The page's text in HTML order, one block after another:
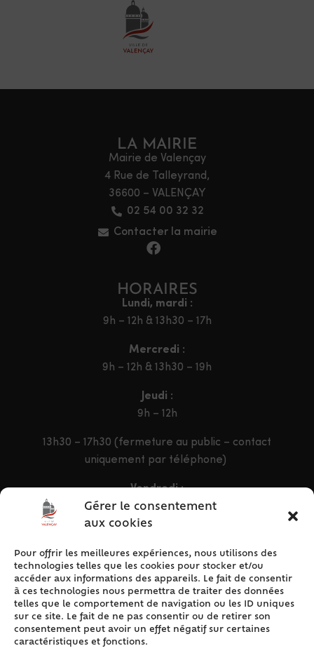
Gérer le consentement
aux cookies
Pour offrir les meilleures expériences, nous utilisons des
technologies telles que les cookies pour stocker et/ou
accéder aux informations des appareils. Le fait de consentir
à ces technologies nous permettra de traiter des données
telles que le comportement de navigation ou les ID uniques
sur ce site. Le fait de ne pas consentir ou de retirer son
consentement peut avoir un effet négatif sur certaines
caractéristiques et fonctions.
LA MAIRIE
Mairie de Valençay
4 Rue de Talleyrand,
36600 – VALENÇAY
02 54 00 32 32
Contacter la mairie
HORAIRES
Lundi, mardi :
9h – 12h & 13h30 – 17h
Mercredi :
9h – 12h & 13h30 – 19h
Jeudi :
9h – 12h
13h30 – 17h30 (fermeture au public – contact
uniquement par téléphone)
Vendredi :
9h – 12h & 13h30 – 16h30
ACCÈS RAPIDE
Accueil
Contact
Plan du site
Mentions légales